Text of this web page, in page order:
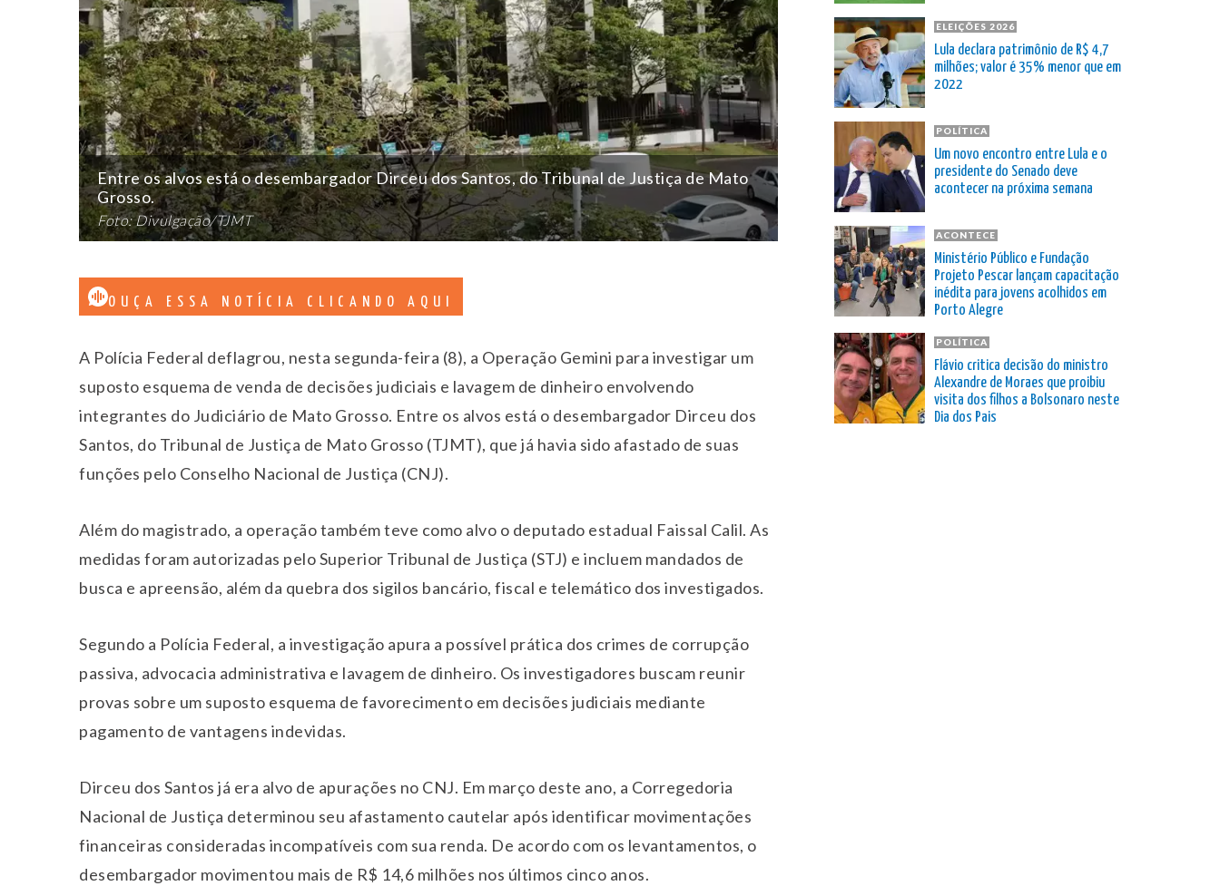
Entre os alvos está o desembargador Dirceu dos Santos, do Tribunal de Justiça de Mato
Grosso.
Foto: Divulgação/TJMT
OUÇA ESSA NOTÍCIA CLICANDO AQUI
A Polícia Federal deflagrou, nesta segunda-feira (8), a Operação Gemini para investigar um
suposto esquema de venda de decisões judiciais e lavagem de dinheiro envolvendo
integrantes do Judiciário de Mato Grosso. Entre os alvos está o desembargador Dirceu dos
Santos, do Tribunal de Justiça de Mato Grosso (TJMT), que já havia sido afastado de suas
funções pelo Conselho Nacional de Justiça (CNJ).
Além do magistrado, a operação também teve como alvo o deputado estadual Faissal Calil. As
medidas foram autorizadas pelo Superior Tribunal de Justiça (STJ) e incluem mandados de
busca e apreensão, além da quebra dos sigilos bancário, fiscal e telemático dos investigados.
Segundo a Polícia Federal, a investigação apura a possível prática dos crimes de corrupção
passiva, advocacia administrativa e lavagem de dinheiro. Os investigadores buscam reunir
provas sobre um suposto esquema de favorecimento em decisões judiciais mediante
pagamento de vantagens indevidas.
Dirceu dos Santos já era alvo de apurações no CNJ. Em março deste ano, a Corregedoria
Nacional de Justiça determinou seu afastamento cautelar após identificar movimentações
financeiras consideradas incompatíveis com sua renda. De acordo com os levantamentos, o
desembargador movimentou mais de R$ 14,6 milhões nos últimos cinco anos.
ELEIÇÕES 2026
Lula declara patrimônio de R$ 4,7
milhões; valor é 35% menor que em
2022
POLÍTICA
Um novo encontro entre Lula e o
presidente do Senado deve
acontecer na próxima semana
ACONTECE
Ministério Público e Fundação
Projeto Pescar lançam capacitação
inédita para jovens acolhidos em
Porto Alegre
POLÍTICA
Flávio critica decisão do ministro
Alexandre de Moraes que proibiu
visita dos filhos a Bolsonaro neste
Dia dos Pais